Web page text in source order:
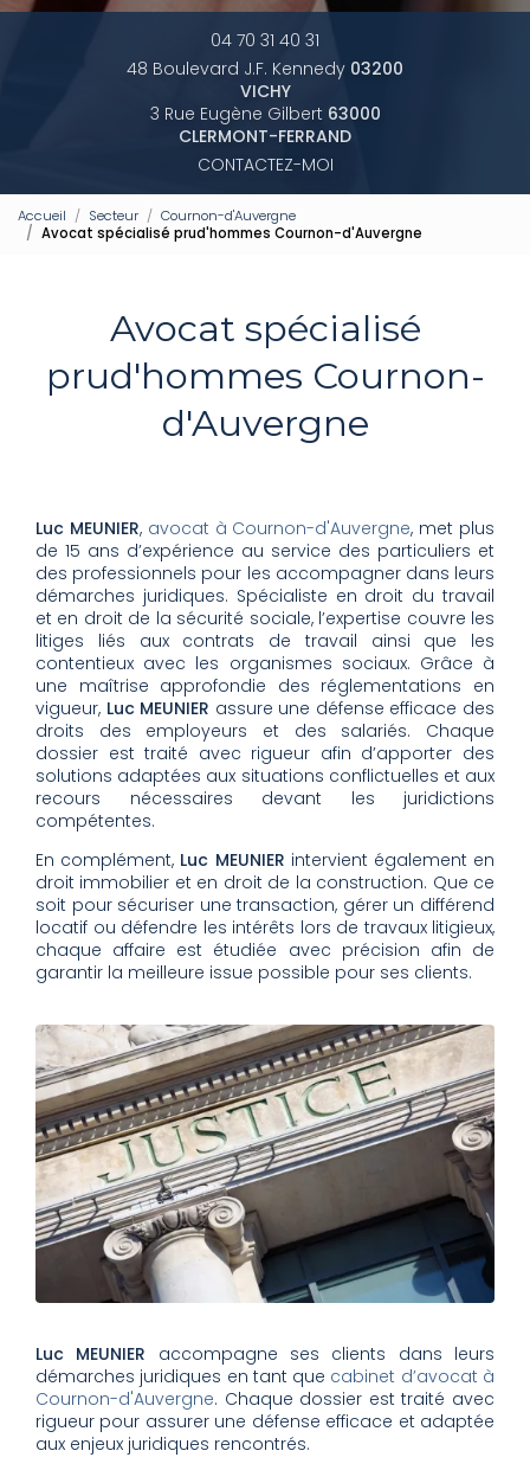
04 70 31 40 31
48 Boulevard J.F. Kennedy 03200
VICHY
3 Rue Eugène Gilbert 63000
CLERMONT-FERRAND
CONTACTEZ-MOI
Accueil Secteur
Cournon-d'Auvergne
Avocat spécialisé prud'hommes Cournon-d'Auvergne
Avocat spécialisé
prud'hommes Cournon-
d'Auvergne
Luc MEUNIER, avocat à Cournon-d'Auvergne, met plus
de 15 ans d’expérience au service des particuliers et
des professionnels pour les accompagner dans leurs
démarches juridiques. Spécialiste en droit du travail
et en droit de la sécurité sociale, l’expertise couvre les
litiges liés aux contrats de travail ainsi que les
contentieux avec les organismes sociaux. Grâce à
une maîtrise approfondie des réglementations en
vigueur, Luc MEUNIER assure une défense efficace des
droits des employeurs et des salariés. Chaque
dossier est traité avec rigueur afin d’apporter des
solutions adaptées aux situations conflictuelles et aux
recours nécessaires devant les juridictions
compétentes.
En complément, Luc MEUNIER intervient également en
droit immobilier et en droit de la construction. Que ce
soit pour sécuriser une transaction, gérer un différend
locatif ou défendre les intérêts lors de travaux litigieux,
chaque affaire est étudiée avec précision afin de
garantir la meilleure issue possible pour ses clients.
Luc MEUNIER accompagne ses clients dans leurs
démarches juridiques en tant que cabinet d’avocat à
Cournon-d'Auvergne. Chaque dossier est traité avec
rigueur pour assurer une défense efficace et adaptée
aux enjeux juridiques rencontrés.